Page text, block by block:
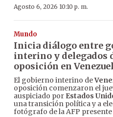
Agosto 6, 2026 10:10 p. m.
Mundo
Inicia diálogo entre
interino y delegados
oposición en
El gobierno interino de
oposición comenzaron el
auspiciado por Estados
una transición política y a
fotógrafo de la AFP